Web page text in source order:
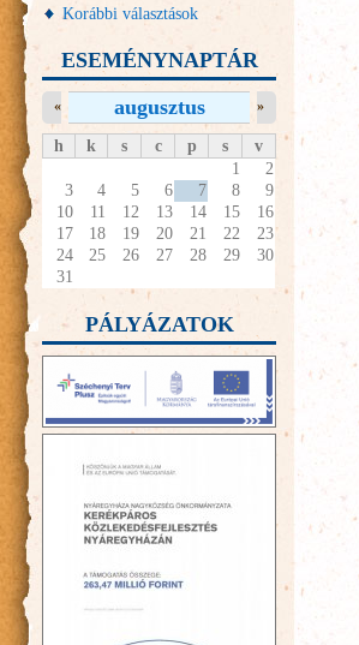
Korábbi választások
ESEMÉNYNAPTÁR
augusztus
« »
h k s c p s
v
1
2
3
4 5 6 7 8
9
10
11 12 13 14 15
16
17
18 19 20 21 22
23
24
25 26 27 28 29
30
31
PÁLYÁZATOK